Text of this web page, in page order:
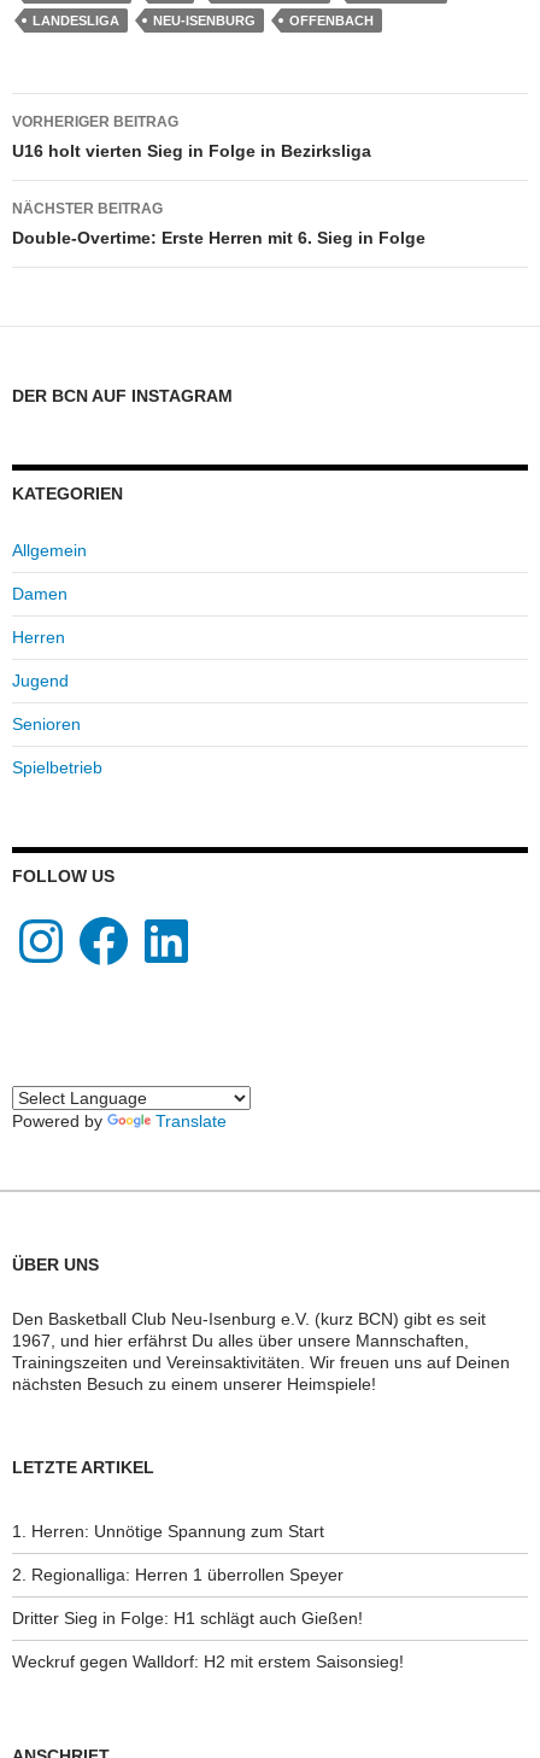
LANDESLIGA
NEU-ISENBURG OFFENBACH
Beitrags-
Navigation
VORHERIGER BEITRAG
U16 holt vierten Sieg in Folge in Bezirksliga
NÄCHSTER BEITRAG
Double-Overtime: Erste Herren mit 6. Sieg in Folge
DER BCN AUF INSTAGRAM
KATEGORIEN
Allgemein
Damen
Herren
Jugend
Senioren
Spielbetrieb
FOLLOW US
InstagramFacebookLinkedIn
Powered by Translate
ÜBER UNS
Den Basketball Club Neu-Isenburg e.V. (kurz BCN) gibt es seit
1967, und hier erfährst Du alles über unsere Mannschaften,
Trainingszeiten und Vereinsaktivitäten. Wir freuen uns auf Deinen
nächsten Besuch zu einem unserer Heimspiele!
LETZTE ARTIKEL
1. Herren: Unnötige Spannung zum Start
2. Regionalliga: Herren 1 überrollen Speyer
Dritter Sieg in Folge: H1 schlägt auch Gießen!
Weckruf gegen Walldorf: H2 mit erstem Saisonsieg!